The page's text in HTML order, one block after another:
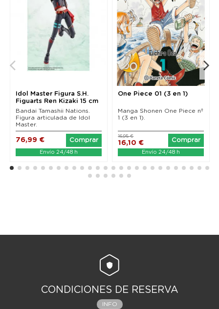
Idol Master Figura S.H.
Figuarts Ren Kizaki 15 cm
Bandai Tamashii Nations.
Figura articulada de Idol
Master.
76,99 € Comprar
Envío 24/48 h
One Piece 01 (3 en 1)
Manga Shonen One Piece nº
1 (3 en 1).
16,10 €
16,95 €
Comprar
Envío 24/48 h
CONDICIONES DE RESERVA
INFO